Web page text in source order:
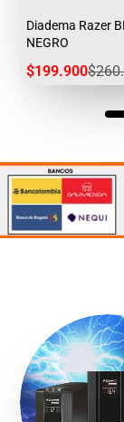
Diadema Razer
NEGRO
Precio
$199.900